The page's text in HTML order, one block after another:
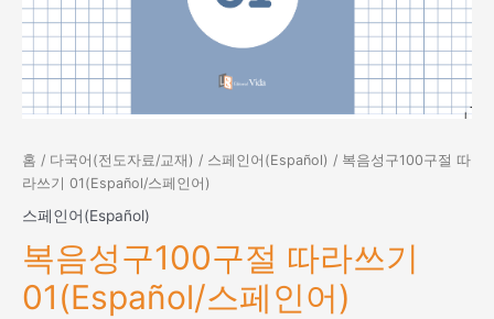
홈 / 다국어(전도자료/교재) / 스페인어(Español) / 복음성구100구절 따
라쓰기 01(Español/스페인어)
스페인어(Español)
복음성구100구절 따라쓰기
01(Español/스페인어)